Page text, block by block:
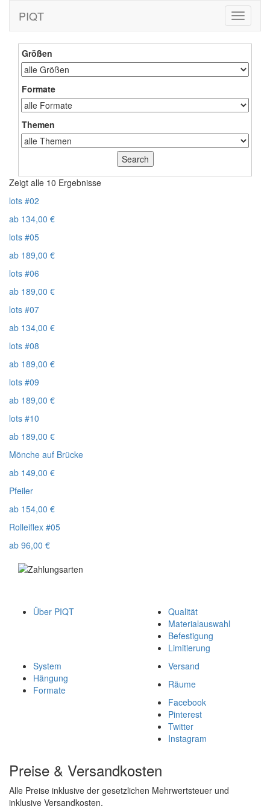
Toggle
PIQT
Größen
Formate
Themen
Zeigt alle 10 Ergebnisse
lots #02
ab 134,00 €
lots #05
ab 189,00 €
lots #06
ab 189,00 €
lots #07
ab 134,00 €
lots #08
ab 189,00 €
lots #09
ab 189,00 €
lots #10
ab 189,00 €
Mönche auf Brücke
ab 149,00 €
Pfeiler
ab 154,00 €
Rolleiflex #05
ab 96,00 €
Über PIQT
Qualität
Materialauswahl
Befestigung
Limitierung
System
Hängung
Formate
Versand
Räume
Facebook
Pinterest
Twitter
Instagram
Preise & Versandkosten
Alle Preise inklusive der gesetzlichen Mehrwertsteuer und
inklusive Versandkosten.